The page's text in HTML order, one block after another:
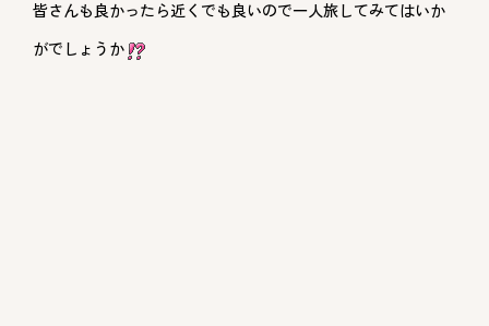
皆さんも良かったら近くでも良いので一人旅してみてはいか
がでしょうか